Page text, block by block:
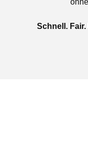
Schnell.